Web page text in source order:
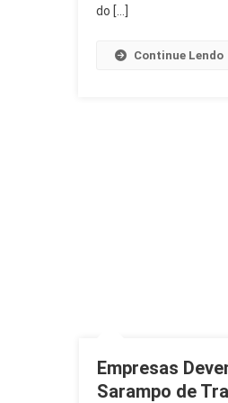
do […]
Continue Lendo
Empresas
Sarampo de